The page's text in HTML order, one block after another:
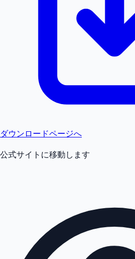
ダウンロードページへ
公式サイトに移動します